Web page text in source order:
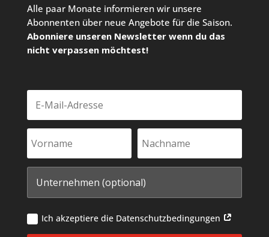
Alle paar Monate informieren wir unsere
Abonnenten über neue Angebote für die Saison.
Abonniere unseren Newsletter wenn du das
nicht verpassen möchtest!
Ich akzeptiere die Datenschutzbedingungen